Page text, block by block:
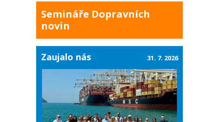
Semináře Dopravních
novin
Zaujalo nás 31. 7. 2026